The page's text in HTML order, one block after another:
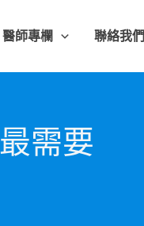
醫師專欄 聯絡我們
需要